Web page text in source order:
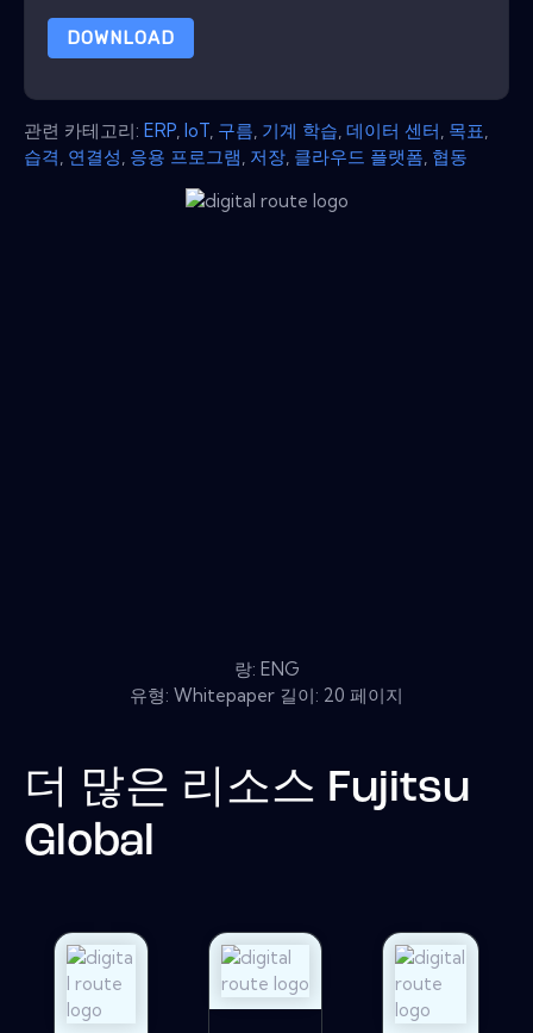
DOWNLOAD
관련 카테고리: ERP IoT 구름 기계 학습 데이터 센터 목표
습격 연결성 응용 프로그램 저장 클라우드 플랫폼 협동
랑: ENG
유형: Whitepaper 길이: 20 페이지
더 많은 리소스 Fujitsu
Global